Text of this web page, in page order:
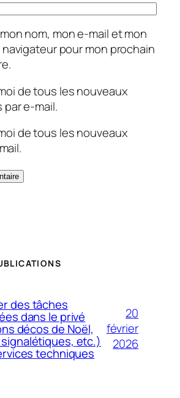
nom, mon e-mail et mon
pour mon prochain
de tous les nouveaux
e-mail.
de tous les nouveaux
des tâches
dans le privé
décos de Noël,
etc.)
techniques
20
février
2026